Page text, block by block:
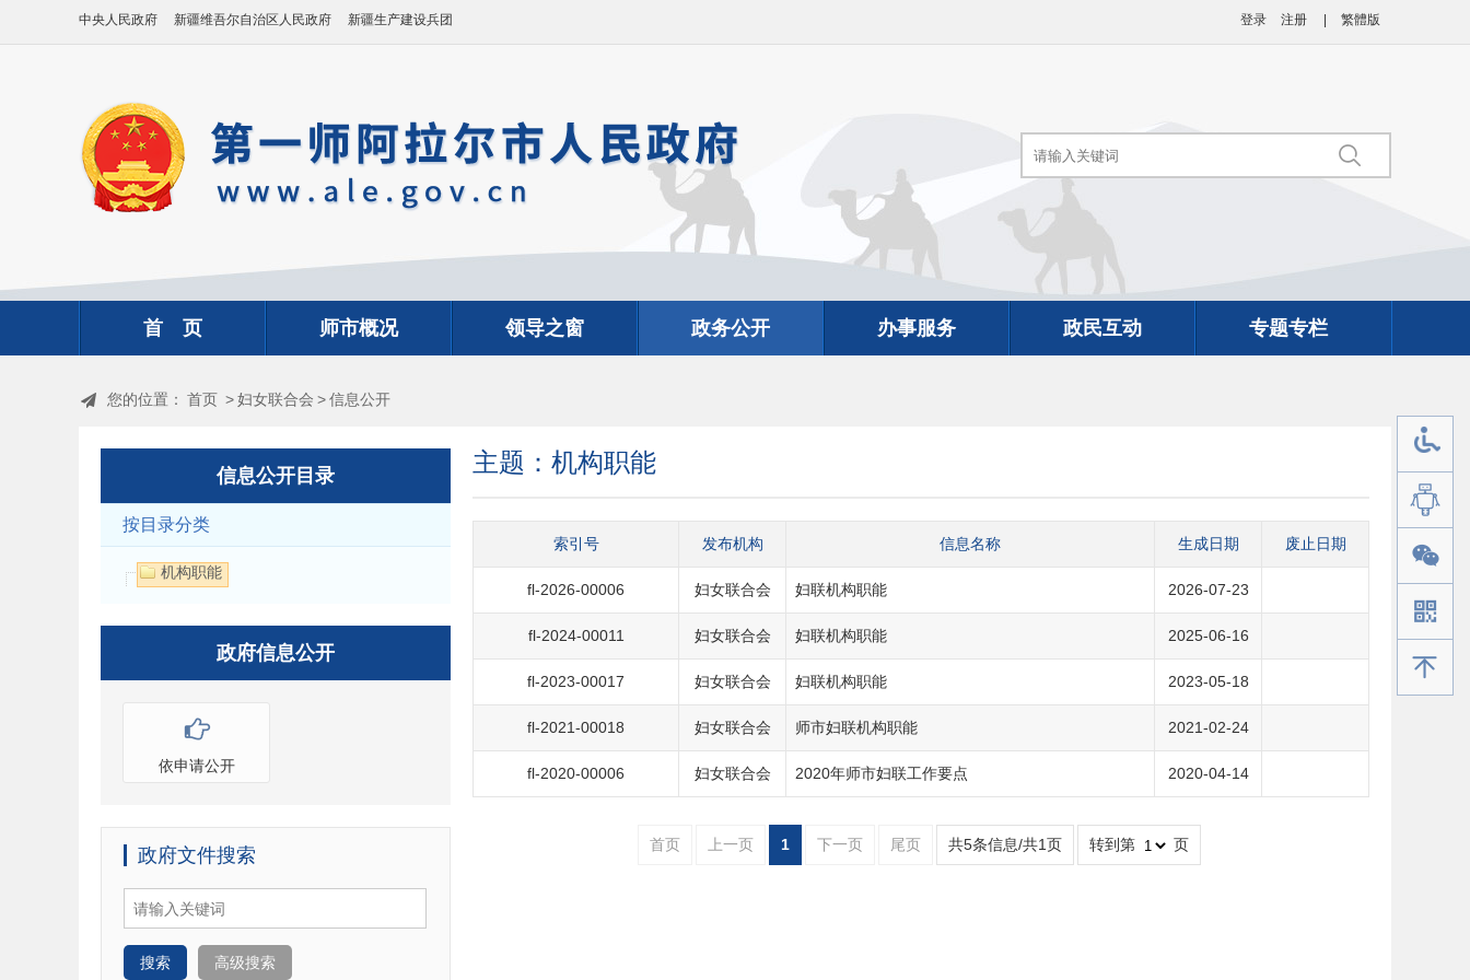
登录 注册 繁體版
中央人民政府 新疆维吾尔自治区人民政府 新疆生产建设兵团
首 页 师市概况 领导之窗 政务公开 办事服务 政民互动 专题专栏
您的位置： 首页 >妇女联合会 >信息公开
信息公开目录
按目录分类
机构职能
政府信息公开
依申请公开
政府文件搜索
搜索 高级搜索
主题：机构职能
索引号 发布机构 信息名称 生成日期 废止日期
fl-2026-00006 妇女联合会 妇联机构职能 2026-07-23
fl-2024-00011 妇女联合会 妇联机构职能 2025-06-16
fl-2023-00017 妇女联合会 妇联机构职能 2023-05-18
fl-2021-00018 妇女联合会 师市妇联机构职能 2021-02-24
fl-2020-00006 妇女联合会 2020年师市妇联工作要点 2020-04-14
首页 上一页 1 下一页 尾页 共5条信息/共1页 转到第 页
手机版